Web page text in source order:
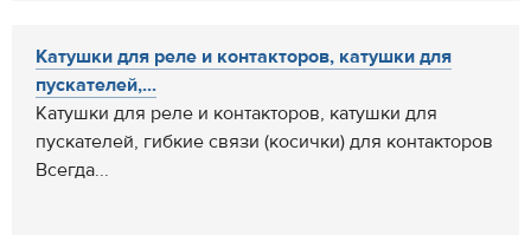
Катушки для реле и контакторов, катушки для
пускателей,...
Катушки для реле и контакторов, катушки для
пускателей, гибкие связи (косички) для контакторов
Всегда...